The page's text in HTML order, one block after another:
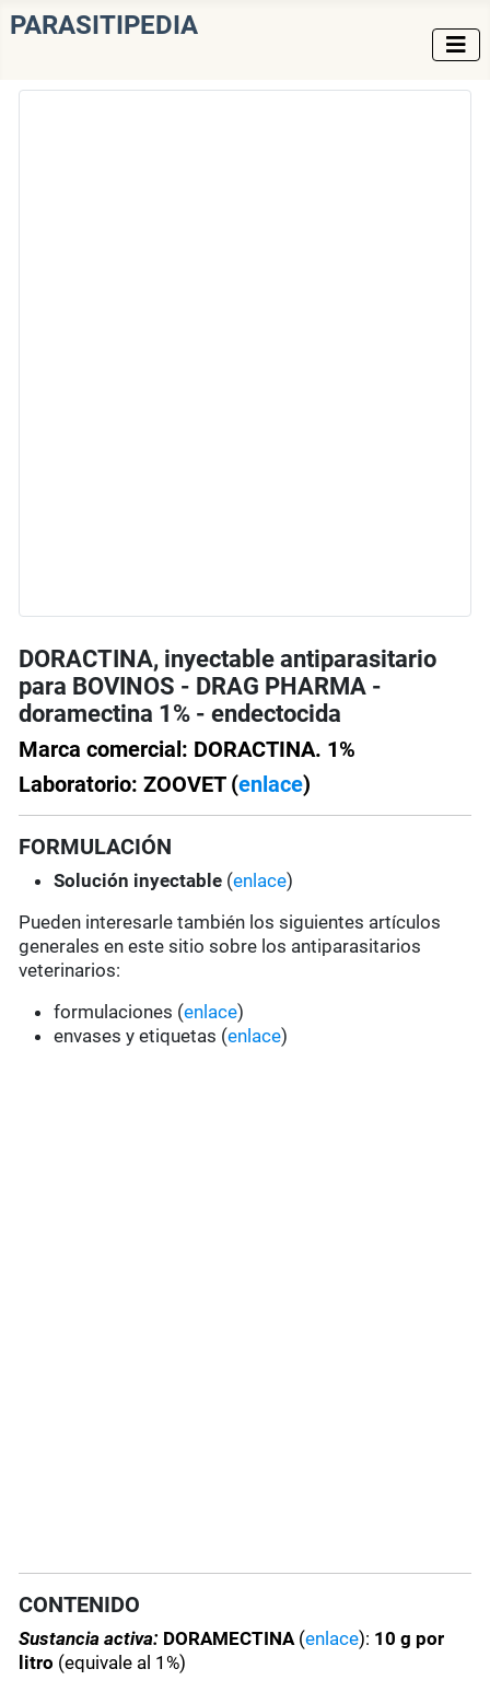
PARASITIPEDIA
DORACTINA, inyectable antiparasitario
para BOVINOS - DRAG PHARMA -
doramectina 1% - endectocida
Marca comercial: DORACTINA. 1%
Laboratorio: ZOOVET (enlace)
FORMULACIÓN
Solución inyectable (enlace)
Pueden interesarle también los siguientes artículos
generales en este sitio sobre los antiparasitarios
veterinarios:
formulaciones (enlace)
envases y etiquetas (enlace)
CONTENIDO
Sustancia activa: DORAMECTINA (enlace): 10 g por
litro (equivale al 1%)